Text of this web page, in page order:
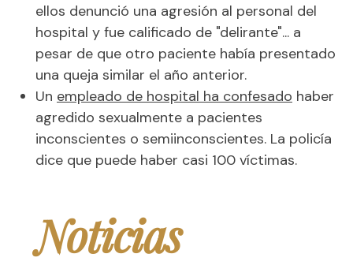
ellos denunció una agresión al personal del
hospital y fue calificado de "delirante"... a
pesar de que otro paciente había presentado
una queja similar el año anterior.
Un empleado de hospital ha confesado haber
agredido sexualmente a pacientes
inconscientes o semiinconscientes. La policía
dice que puede haber casi 100 víctimas.
Noticias